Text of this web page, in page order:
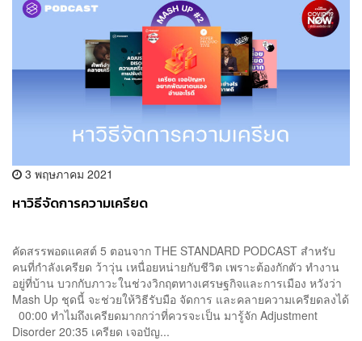
3 พฤษภาคม 2021
หาวิธีจัดการความเครียด
คัดสรรพอดแคสต์ 5 ตอนจาก THE STANDARD PODCAST สำหรับ
คนที่กำลังเครียด ว้าวุ่น เหนื่อยหน่ายกับชีวิต เพราะต้องกักตัว ทำงาน
อยู่ที่บ้าน บวกกับภาวะในช่วงวิกฤตทางเศรษฐกิจและการเมือง หวังว่า
Mash Up ชุดนี้ จะช่วยให้วิธีรับมือ จัดการ และคลายความเครียดลงได้
00:00 ทำไมถึงเครียดมากกว่าที่ควรจะเป็น มารู้จัก Adjustment
Disorder 20:35 เครียด เจอปัญ...